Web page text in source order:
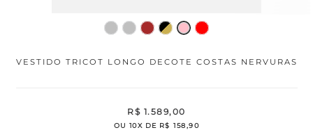
VESTIDO TRICOT LONGO DECOTE COSTAS NERVURAS
R$ 1.589,00
OU 10X DE R$ 158 ,90